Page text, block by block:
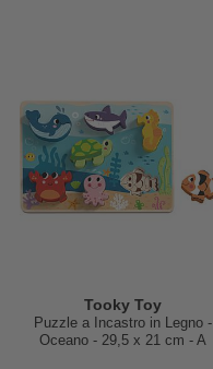
Tooky Toy
Puzzle a Incastro in Legno -
Oceano - 29,5 x 21 cm - A